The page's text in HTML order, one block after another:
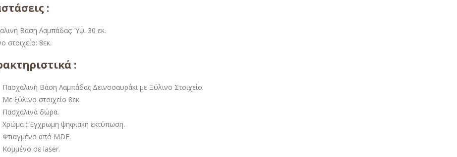
:
Βάση Λαμπάδας: Ύψ. 30 εκ.
στοιχείο: 8εκ.
:
Πασχαλινή Βάση Λαμπάδας Δεινοσαυράκι με Ξύλινο Στοιχείο.
Με ξύλινο στοιχείο 8εκ.
Πασχαλινά δώρα.
Χρώμα : Έγχρωμη ψηφιακή εκτύπωση.
Φτιαγμένο από MDF.
Κομμένο σε laser.